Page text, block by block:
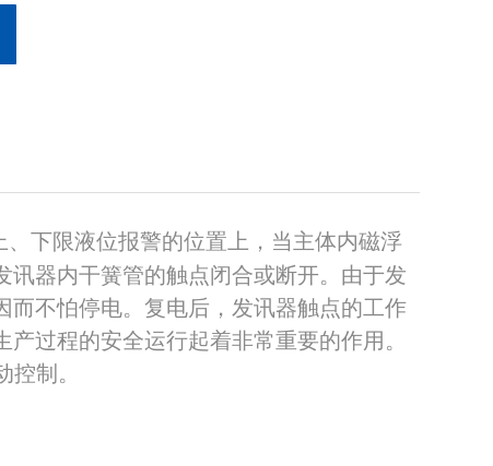
下限液位报警的位置上 ，当主体内磁浮
器内干簧管的触点闭合或断开。由于发
不怕停电。复电后，发讯器触点的工作
过程的安全运行起着非常重要的作用。
制。